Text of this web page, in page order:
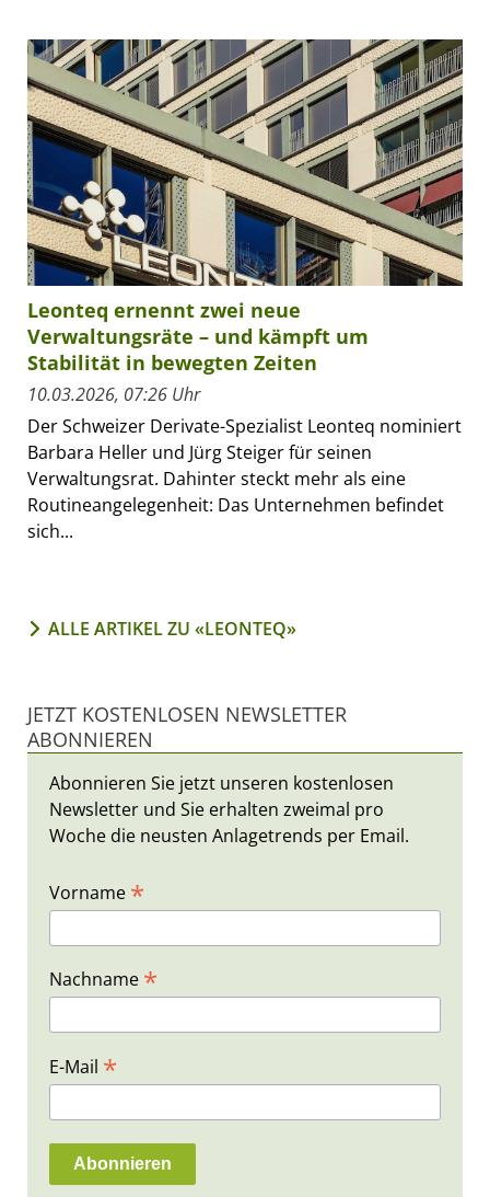
Leonteq ernennt zwei neue
Verwaltungsräte – und kämpft um
Stabilität in bewegten Zeiten
10.03.2026, 07:26 Uhr
Der Schweizer Derivate-Spezialist Leonteq nominiert
Barbara Heller und Jürg Steiger für seinen
Verwaltungsrat. Dahinter steckt mehr als eine
Routineangelegenheit: Das Unternehmen befindet
sich...
ALLE ARTIKEL ZU «LEONTEQ»
JETZT KOSTENLOSEN NEWSLETTER
ABONNIEREN
Abonnieren Sie jetzt unseren kostenlosen
Newsletter und Sie erhalten zweimal pro
Woche die neusten Anlagetrends per Email.
Vorname *
Nachname *
E-Mail *